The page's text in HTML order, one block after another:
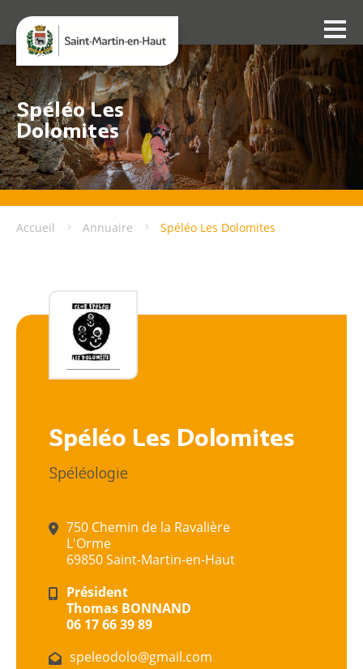
Spéléo Les
Dolomites
Accueil Annuaire Spéléo Les Dolomites
Spéléo Les Dolomites
Spéléologie
750 Chemin de la Ravalière
L'Orme
69850 Saint-Martin-en-Haut
Président
Thomas BONNAND
06 17 66 39 89
speleodolo@gmail.com